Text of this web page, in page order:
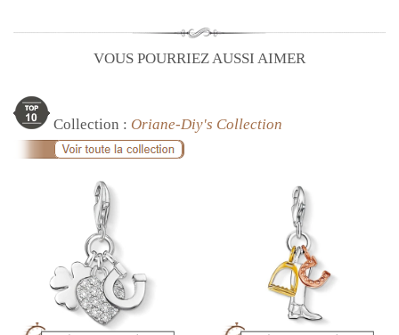
VOUS POURRIEZ AUSSI AIMER
Collection : Oriane-Diy's Collection